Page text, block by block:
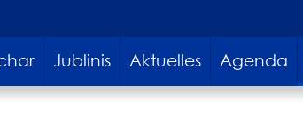
Jublinis Aktuelles Agenda